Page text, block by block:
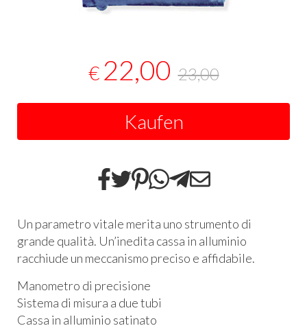
€ 22,00 23,00
Kaufen
Un parametro vitale merita uno strumento di
grande qualità. Un’inedita cassa in alluminio
racchiude un meccanismo preciso e affidabile.
Manometro di precisione
Sistema di misura a due tubi
Cassa in alluminio satinato